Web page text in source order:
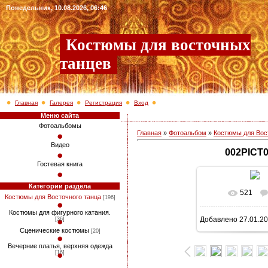
Понедельник, 10.08.2026, 06:46
Костюмы для восточных
танцев
Главная Галерея Регистрация Вход
Меню сайта
Фотоальбомы
Видео
Гостевая книга
Категории раздела
Костюмы для Восточного танца [196]
Костюмы для фигурного катания.
[36]
Сценические костюмы [20]
Вечерние платья, верхняя одежда
[16]
Главная » Фотоальбом » Костюмы для
В
938x1280/
521
Добавлено